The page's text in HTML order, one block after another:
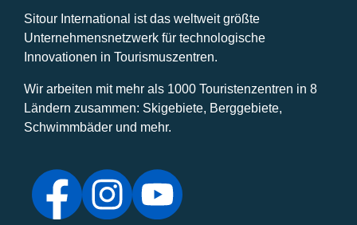
Sitour International ist das weltweit größte
Unternehmensnetzwerk für technologische
Innovationen in Tourismuszentren.
Wir arbeiten mit mehr als 1000 Touristenzentren in 8
Ländern zusammen: Skigebiete, Berggebiete,
Schwimmbäder und mehr.